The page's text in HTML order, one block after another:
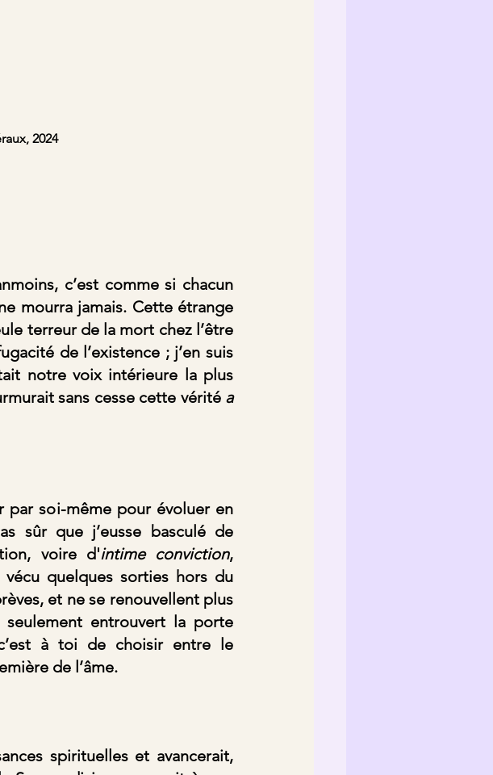
2024
c’est comme si chacun
mourra jamais. Cette étrange
terreur de la mort chez l’être
de l’existence ; j’en suis
notre voix intérieure la plus
sans cesse cette vérité a
par soi-même pour évoluer en
sûr que j’eusse basculé de
voire d'intime conviction,
vécu quelques sorties hors du
et ne se renouvellent plus
seulement entrouvert la porte
à toi de choisir entre le
de l’âme.
spirituelles et avancerait,